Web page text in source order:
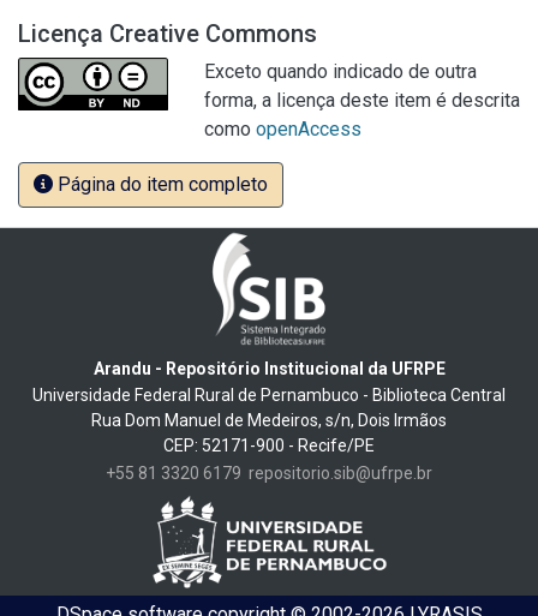
Licença Creative Commons
Exceto quando indicado de outra
forma, a licença deste item é descrita
como openAccess
Página do item completo
Arandu - Repositório Institucional da UFRPE
Universidade Federal Rural de Pernambuco - Biblioteca Central
Rua Dom Manuel de Medeiros, s/n, Dois Irmãos
CEP: 52171-900 - Recife/PE
+55 81 3320 6179 repositorio.sib@ufrpe.br